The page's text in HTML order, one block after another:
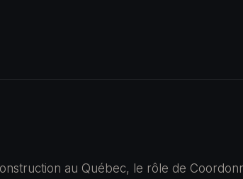
au Québec, le rôle de